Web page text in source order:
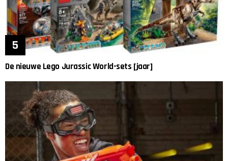
De nieuwe Lego Jurassic World-sets [jaar]